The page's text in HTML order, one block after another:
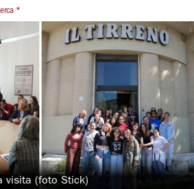
*
visita (foto Stick)